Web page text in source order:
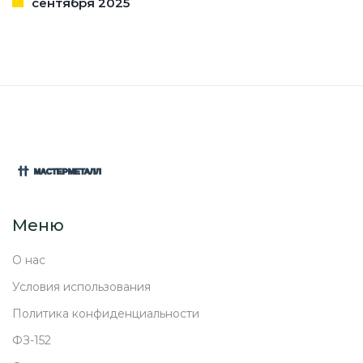
Меню
О нас
Условия использования
Политика конфиденциальности
ФЗ-152